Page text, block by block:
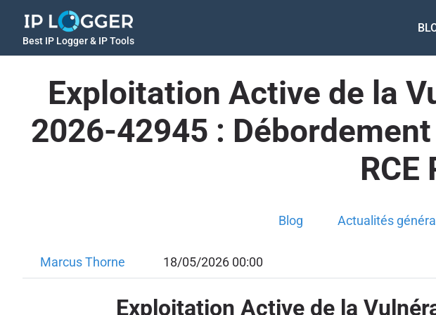
Best IP Logger & IP Tools
Exploitation Active de la
2026-42945 :
Blog Actualités
Marcus Thorne 18/05/2026 00:00
Exploitation Active de la